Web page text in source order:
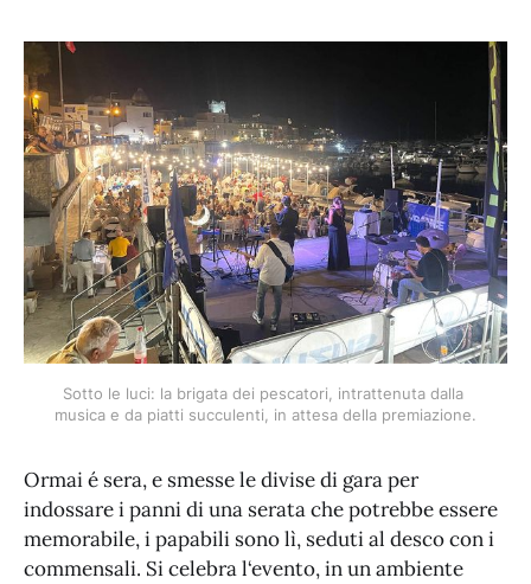
Sotto le luci: la brigata dei pescatori, intrattenuta dalla
musica e da piatti succulenti, in attesa della premiazione.
Ormai é sera, e smesse le divise di gara per
indossare i panni di una serata che potrebbe essere
memorabile, i papabili sono lì, seduti al desco con i
commensali. Si celebra l‘evento, in un ambiente